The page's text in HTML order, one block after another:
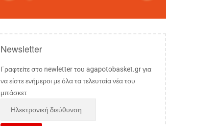
Newsletter
Γραφτείτε στο newletter του agapotobasket.gr για
να είστε ενήμεροι με όλα τα τελευταία νέα του
μπάσκετ